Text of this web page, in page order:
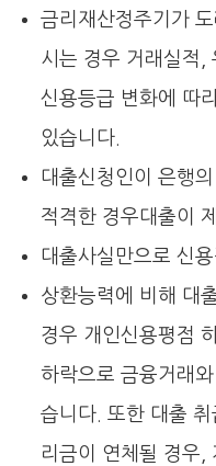
금리재산정주기가
시는 경우 거래실적,
신용등급 변화에 따
있습니다.
대출신청인이 은행
적격한 경우대출이
대출사실만으로 신
상환능력에 비해 대
경우 개인신용평점
하락으로 금융거래
습니다. 또한 대출
리금이 연체될 경우,